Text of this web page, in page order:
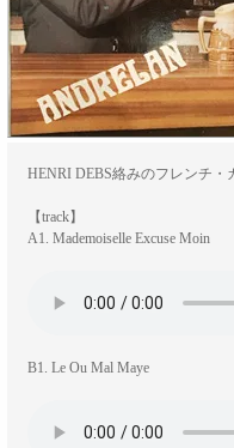
HENRI DEBS絡みのフレンチ
【track】
A1. Mademoiselle Excuse Moin
B1. Le Ou Mal Maye